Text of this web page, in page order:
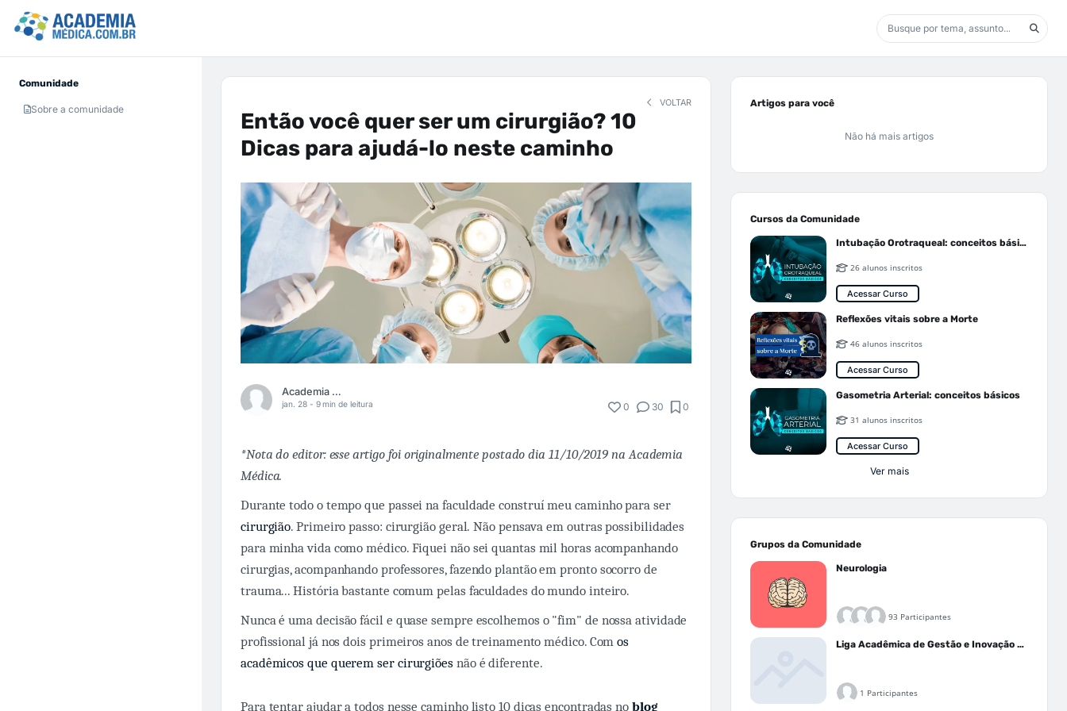
Comunidade
Sobre a comunidade
VOLTAR
Então você quer ser um cirurgião? 10
Dicas para ajudá-lo neste caminho
Academia Médica
jan. 28 - 9 min de leitura 0 30 0
*Nota do editor: esse artigo foi originalmente postado dia 11/10/2019 na Academia
Médica.
Durante todo o tempo que passei na faculdade construí meu caminho para ser
cirurgião. Primeiro passo: cirurgião geral. Não pensava em outras possibilidades
para minha vida como médico. Fiquei não sei quantas mil horas acompanhando
cirurgias, acompanhando professores, fazendo plantão em pronto socorro de
trauma... História bastante comum pelas faculdades do mundo inteiro.
Nunca é uma decisão fácil e quase sempre escolhemos o "fim" de nossa atividade
profissional já nos dois primeiros anos de treinamento médico. Comos
acadêmicos que querem ser cirurgiões não é diferente.
Para tentar ajudar a todos nesse caminho listo 10 dicas encontradas no blog
Artigos para você
Não há mais artigos
Cursos da Comunidade
Intubação Orotraqueal: conceitos básicos
26 alunos inscritos
Acessar Curso
Reflexões vitais sobre a Morte
46 alunos inscritos
Acessar Curso
Gasometria Arterial: conceitos básicos
31 alunos inscritos
Acessar Curso
Ver mais
Grupos da Comunidade
Neurologia
93 Participantes
Liga Acadêmica de Gestão e Inovação Médica - LAGIM
1 Participantes